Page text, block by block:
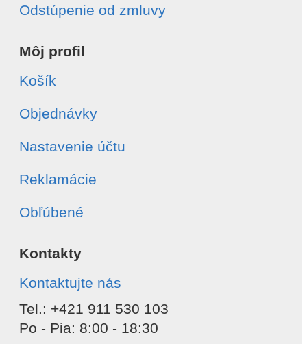
Dátum vytvorenia objednávky*
Typ odstúpenia
Celá objednávka
Odstúpenie od zmluvy
Môj profil
Košík
Objednávky
Nastavenie účtu
Reklamácie
Obľúbené
Kontakty
Kontaktujte nás
Tel.: +421 911 530 103
Po - Pia: 8:00 - 18:30